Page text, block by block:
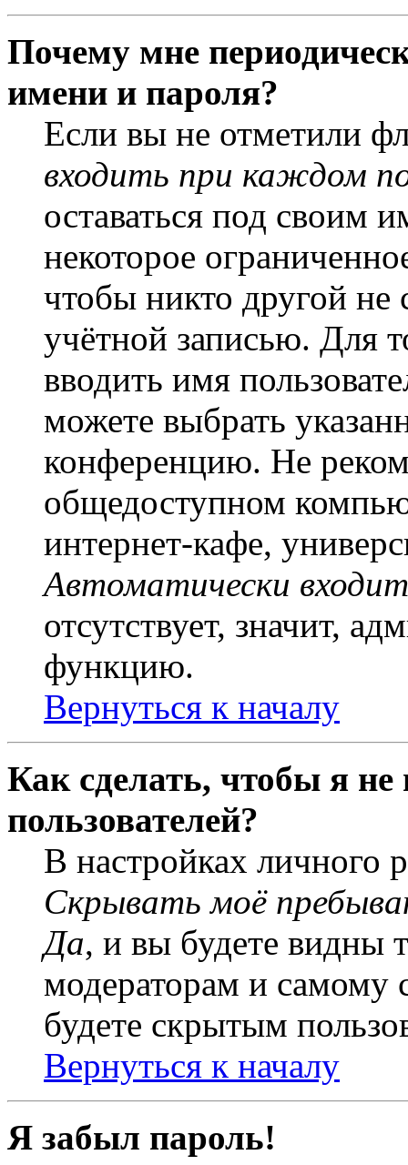
Почему мне
имени и пароля?
Если вы не отметили
входить при каждом
оставаться под своим
некоторое
чтобы никто другой не
учётной записью. Для
вводить имя
можете выбрать
конференцию. Не
общедоступном
интернет-кафе,
Автоматически
отсутствует, значит,
функцию.
Вернуться к началу
Как сделать, чтобы я
пользователей?
В настройках личного
Скрывать моё
Да, и вы будете видны
модераторам и самому
будете скрытым
Вернуться к началу
Я забыл пароль!